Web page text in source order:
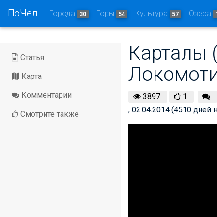
ПоЧел Города 30 Горы 54 Культура 57 Озера
Статья
Карта
Комментарии
Смотрите также
Карталы
3897
1
, 02.04.2014 (4510 дней